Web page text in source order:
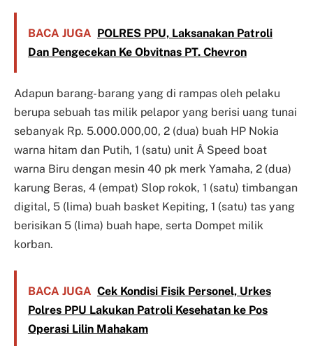
BACA JUGA POLRES PPU, Laksanakan Patroli
Dan Pengecekan Ke Obvitnas PT. Chevron
Adapun barang- barang yang di rampas oleh pelaku
berupa sebuah tas milik pelapor yang berisi uang tunai
sebanyak Rp. 5.000.000,00, 2 (dua) buah HP Nokia
warna hitam dan Putih, 1 (satu) unit Â Speed boat
warna Biru dengan mesin 40 pk merk Yamaha, 2 (dua)
karung Beras, 4 (empat) Slop rokok, 1 (satu) timbangan
digital, 5 (lima) buah basket Kepiting, 1 (satu) tas yang
berisikan 5 (lima) buah hape, serta Dompet milik
korban.
BACA JUGA Cek Kondisi Fisik Personel, Urkes
Polres PPU Lakukan Patroli Kesehatan ke Pos
Operasi Lilin Mahakam